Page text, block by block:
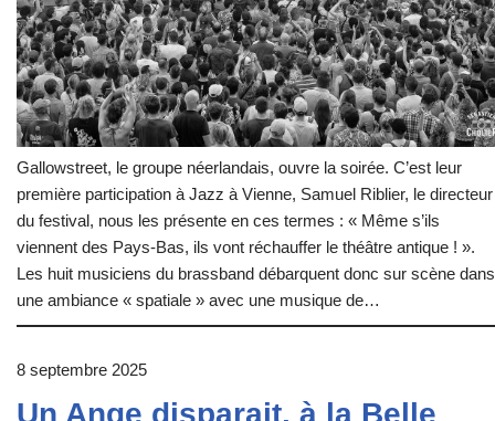
Gallowstreet, le groupe néerlandais, ouvre la soirée. C’est leur
première participation à Jazz à Vienne, Samuel Riblier, le directeur
du festival, nous les présente en ces termes : « Même s’ils
viennent des Pays-Bas, ils vont réchauffer le théâtre antique ! ».
Les huit musiciens du brassband débarquent donc sur scène dans
une ambiance « spatiale » avec une musique de…
8 septembre 2025
Un Ange disparait, à la Belle